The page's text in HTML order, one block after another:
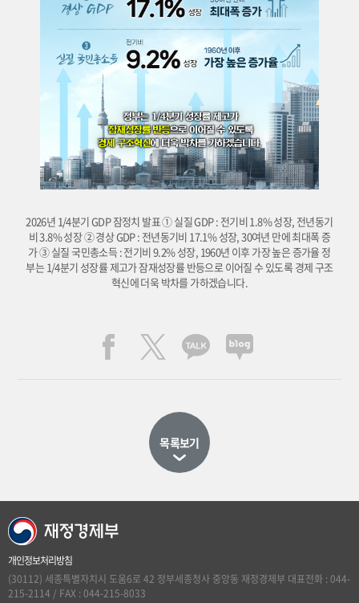
2026년 1/4분기 GDP 잠정치 발표 ① 실질 GDP : 전기비 1.8% 성장, 전년동기
비 3.8% 성장 ② 경상 GDP : 전년동기비 17.1% 성장, 30여년 만에 최대폭 증
가 ③ 실질 국민총소득 : 전기비 9.2% 성장, 1960년 이후 가장 높은 증가율 정
부는 1/4분기 성장률 제고가 잠재성장률 반등으로 이어질 수 있도록 경제 구조
혁신에 더욱 박차를 가하겠습니다.
목록보기
개인정보처리방침
(30112) 세종특별자치시 도움6로 42 정부세종청사 중앙동 재정경제부 대표전화 : 044-
215-2114 / FAX : 044-215-8033